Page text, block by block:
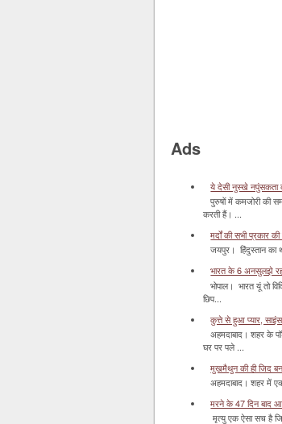
Ads
ये देसी नुस्खे नपुंसकता
पुरुषों में कमजोरी की
करती हैं। ...
मर्दों की सभी प्रकार
जयपुर। हिंदुस्‍तान का
भारत के 6 अनसुलझे
भोपाल। भारत यूं तो
छिप...
कुत्ते से हुआ प्यार, साइंस
अहमदाबाद। शहर के
घर पर पले ...
मुखमैथुन की ही जिद
अहमदाबाद। शहर में
मरने के 47 दिन बाद
मृत्यु एक ऐसा सच है